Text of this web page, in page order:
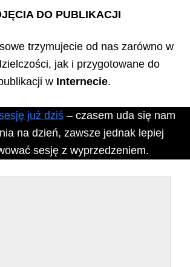
DO PUBLIKACJI
trzymujecie od nas zarówno w
jak i przygotowane do
w Internecie.
już dziś– czasem uda się nam
na dzień, zawsze jednak lepiej
sesję z wyprzedzeniem.